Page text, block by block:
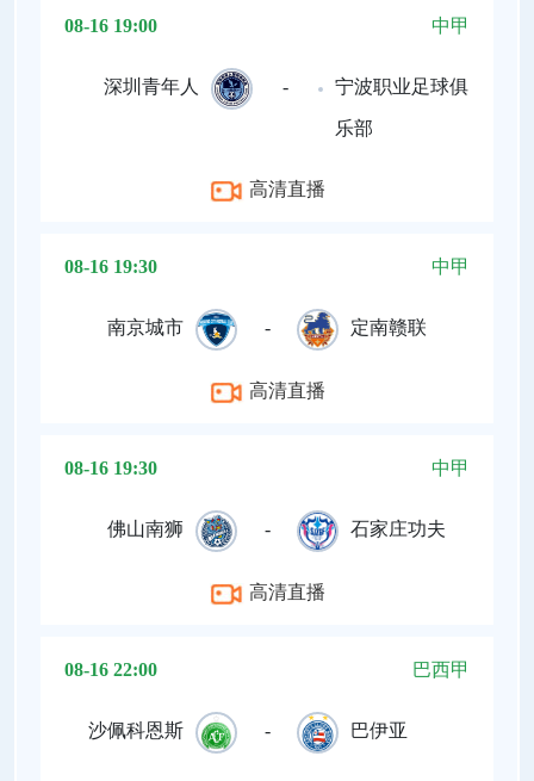
08-16 19:00 中甲
深圳青年人 - 宁波职业足球俱
乐部
高清直播
08-16 19:30 中甲
南京城市 - 定南赣联
高清直播
08-16 19:30 中甲
佛山南狮 - 石家庄功夫
高清直播
08-16 22:00 巴西甲
沙佩科恩斯 - 巴伊亚